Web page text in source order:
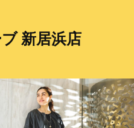
新居浜店